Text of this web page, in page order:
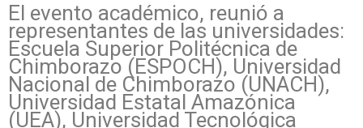
El evento académico, reunió a
representantes de las universidades:
Escuela Superior Politécnica de
Chimborazo (ESPOCH), Universidad
Nacional de Chimborazo (UNACH),
Universidad Estatal Amazónica
(UEA), Universidad Tecnológica